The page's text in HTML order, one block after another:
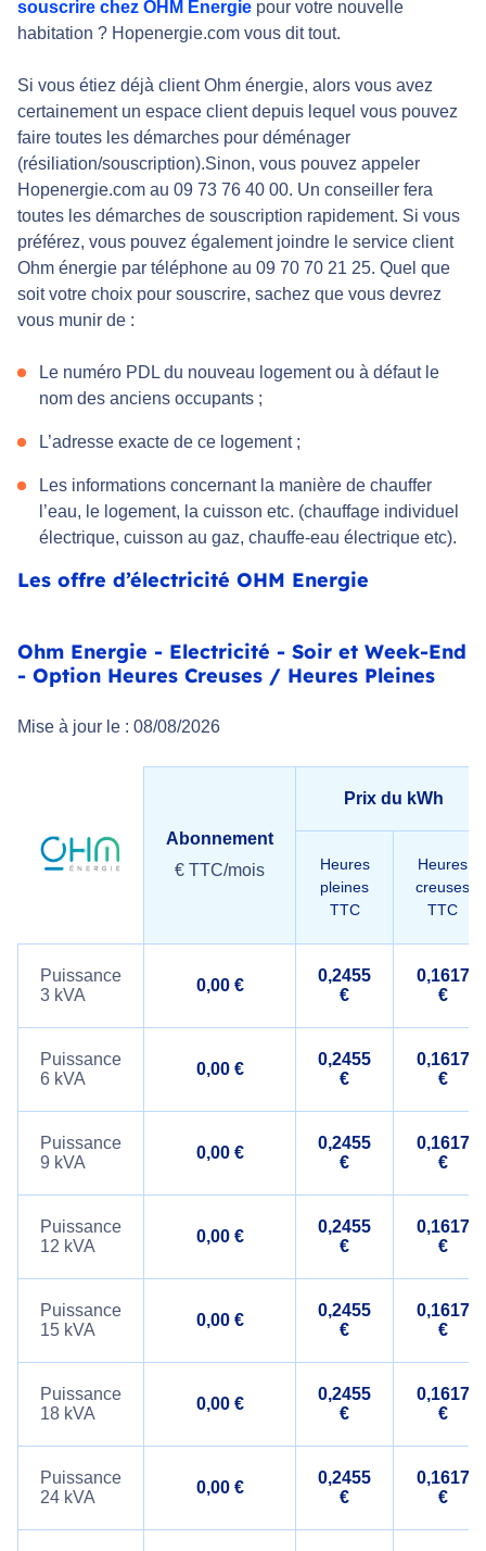
souscrire chez OHM Energie pour votre nouvelle
habitation ? Hopenergie.com vous dit tout.
Si vous étiez déjà client Ohm énergie, alors vous avez
certainement un espace client depuis lequel vous pouvez
faire toutes les démarches pour déménager
(résiliation/souscription).Sinon, vous pouvez appeler
Hopenergie.com au 09 73 76 40 00. Un conseiller fera
toutes les démarches de souscription rapidement. Si vous
préférez, vous pouvez également joindre le service client
Ohm énergie par téléphone au 09 70 70 21 25. Quel que
soit votre choix pour souscrire, sachez que vous devrez
vous munir de :
Le numéro PDL du nouveau logement ou à défaut le
nom des anciens occupants ;
L’adresse exacte de ce logement ;
Les informations concernant la manière de chauffer
l’eau, le logement, la cuisson etc. (chauffage individuel
électrique, cuisson au gaz, chauffe-eau électrique etc).
Les offre d’électricité OHM Energie
Ohm Energie - Electricité - Soir et Week-End
- Option Heures Creuses / Heures Pleines
Mise à jour le : 08/08/2026
Abonnement
€ TTC/mois
Prix du kWh
Heures
pleines
TTC
Heures
creuses
TTC
Puissance
3 kVA
0,00 €
0,2455
€
0,1617
€
Puissance
6 kVA
0,00 €
0,2455
€
0,1617
€
Puissance
9 kVA
0,00 €
0,2455
€
0,1617
€
Puissance
12 kVA
0,00 €
0,2455
€
0,1617
€
Puissance
15 kVA
0,00 €
0,2455
€
0,1617
€
Puissance
18 kVA
0,00 €
0,2455
€
0,1617
€
Puissance
24 kVA
0,00 €
0,2455
€
0,1617
€